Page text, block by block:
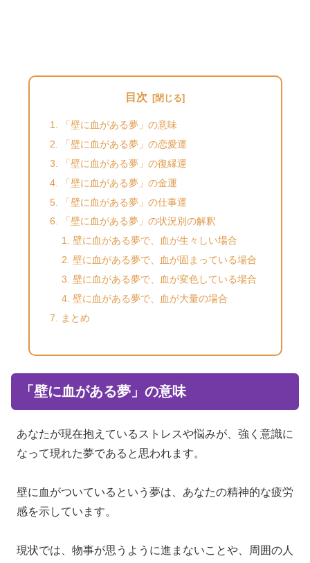
目次
「壁に血がある夢」の意味
「壁に血がある夢」の恋愛運
「壁に血がある夢」の復縁運
「壁に血がある夢」の金運
「壁に血がある夢」の仕事運
「壁に血がある夢」の状況別の解釈
壁に血がある夢で、血が生々しい場合
壁に血がある夢で、血が固まっている場合
壁に血がある夢で、血が変色している場合
壁に血がある夢で、血が大量の場合
まとめ
「壁に血がある夢」の意味
あなたが現在抱えているストレスや悩みが、強く意識に
なって現れた夢であると思われます。
壁に血がついているという夢は、あなたの精神的な疲労
感を示しています。
現状では、物事が思うように進まないことや、周囲の人